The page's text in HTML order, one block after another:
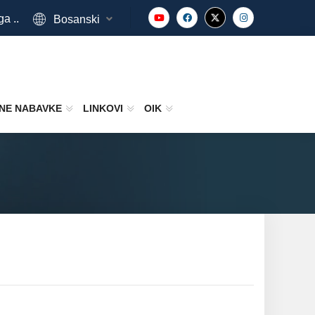
.. Bosanski
NABAVKE LINKOVI OIK